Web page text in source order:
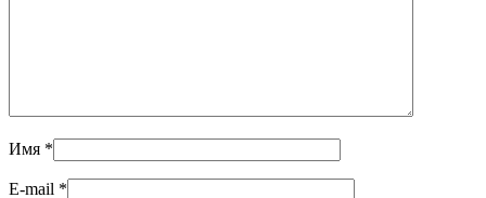
Имя *
E-mail *